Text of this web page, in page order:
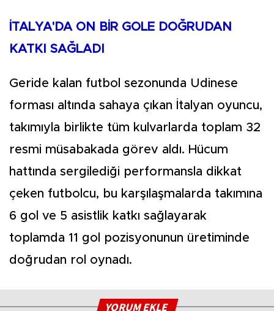
İTALYA'DA ON BİR GOLE DOĞRUDAN
KATKI SAĞLADI
Geride kalan futbol sezonunda Udinese
forması altında sahaya çıkan İtalyan oyuncu,
takımıyla birlikte tüm kulvarlarda toplam 32
resmi müsabakada görev aldı. Hücum
hattında sergilediği performansla dikkat
çeken futbolcu, bu karşılaşmalarda takımına
6 gol ve 5 asistlik katkı sağlayarak
toplamda 11 gol pozisyonunun üretiminde
doğrudan rol oynadı.
YORUM EKLE